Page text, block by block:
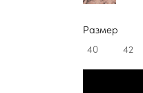
Размер
40
42